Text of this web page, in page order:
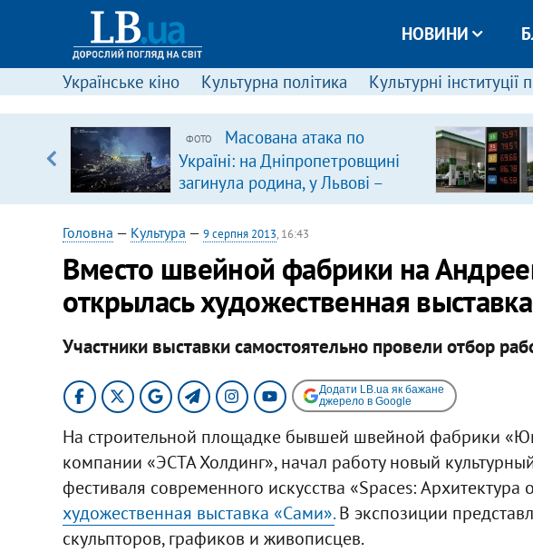
НОВИНИ
Українське кіно Культурна політика Культурні інституції
ФОТО
Масована атака по
Україні: на Дніпропетровщині
загинула родина, у Львові –
удар по багатоповерхівках
(доповнюється)
Головна — Культура — 9 серпня 2013, 16:43
Вместо швейной фабрики на
открылась художественная выставка
Участники выставки самостоятельно провели отбор
Додати LB.ua як бажане
джерело в Google
На строительной площадке бывшей швейной фабрики
компании «ЭСТА Холдинг», начал работу новый
фестиваля современного искусства «Spaces: Архитектура
художественная выставка «Сами».В экспозиции
скульпторов, графиков и живописцев.